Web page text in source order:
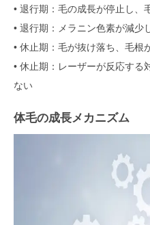
• 退行期：毛の成長が停止し、
• 退行期：メラニン色素が減少
• 休止期：毛が抜け落ち、毛根
• 休止期：レーザーが反応する
ない
体毛の成長メカニズム